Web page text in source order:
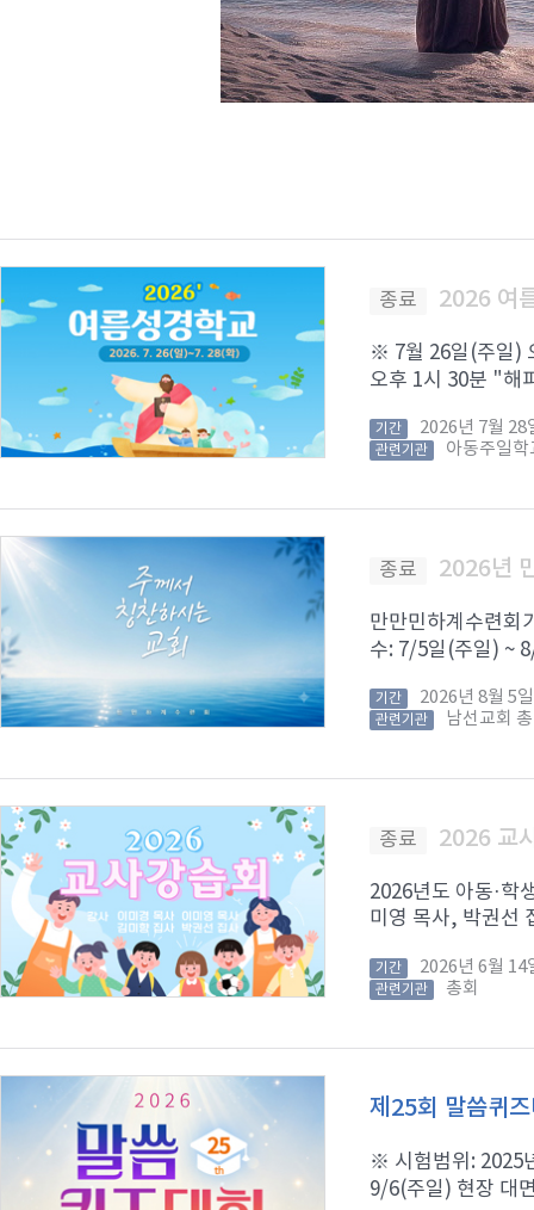
종료 2026 여
※ 7월 26일(주일)
오후 1시 30분 "해
기간 2026년 7월 28
관련기관 아동주일학
종료 2026년
만만민하계수련회
수: 7/5일(주일) ~
기간 2026년 8월 5
관련기관 남선교회
종료 2026 교
2026년도 아동·학
미영 목사, 박권선
기간 2026년 6월 14
관련기관 총회
제25회 말씀퀴
※ 시험범위: 2025
9/6(주일) 현장 대